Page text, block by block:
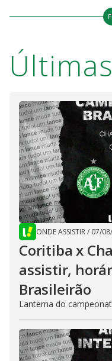
Últimas
ONDE ASSISTIR/ 07/
Coritiba x
assistir,
Brasileirão
Lanterna do